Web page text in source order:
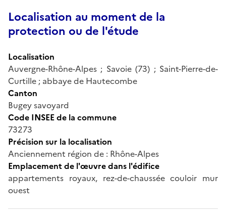
Localisation au moment de la
protection ou de l'étude
Localisation
Auvergne-Rhône-Alpes ; Savoie (73) ; Saint-Pierre-de-
Curtille ; abbaye de Hautecombe
Canton
Bugey savoyard
Code INSEE de la commune
73273
Précision sur la localisation
Anciennement région de : Rhône-Alpes
Emplacement de l'œuvre dans l'édifice
appartements royaux, rez-de-chaussée couloir mur
ouest